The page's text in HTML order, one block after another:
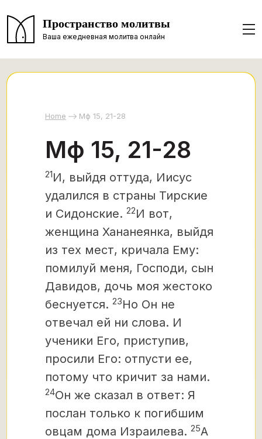
Пространство молитвы
Ваша ежедневная молитва онлайн
Home Мф 15, 21-28
Мф 15, 21-28
21И, выйдя оттуда, Иисус
удалился в страны Тирские
и Сидонские. 22И вот,
женщина Хананеянка, выйдя
из тех мест, кричала Ему:
помилуй меня, Господи, сын
Давидов, дочь моя жестоко
беснуется. 23Но Он не
отвечал ей ни слова. И
ученики Его, приступив,
просили Его: отпусти ее,
потому что кричит за нами.
24Он же сказал в ответ: Я
послан только к погибшим
овцам дома Израилева. 25А